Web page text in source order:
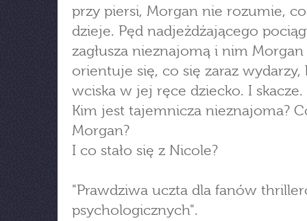
przy piersi, Morgan nie rozumie,
dzieje. Pęd nadjeżdżającego
zagłusza nieznajomą i nim Morgan
orientuje się, co się zaraz wydarzy,
wciska w jej ręce dziecko. I skacze.
Kim jest tajemnicza nieznajoma?
Morgan?
I co stało się z Nicole?
"Prawdziwa uczta dla fanów
psychologicznych".